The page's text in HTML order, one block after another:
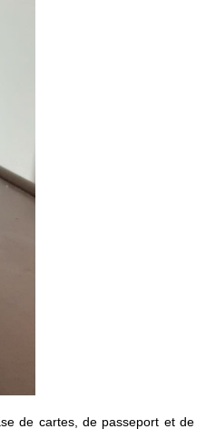
de cartes, de passeport et de